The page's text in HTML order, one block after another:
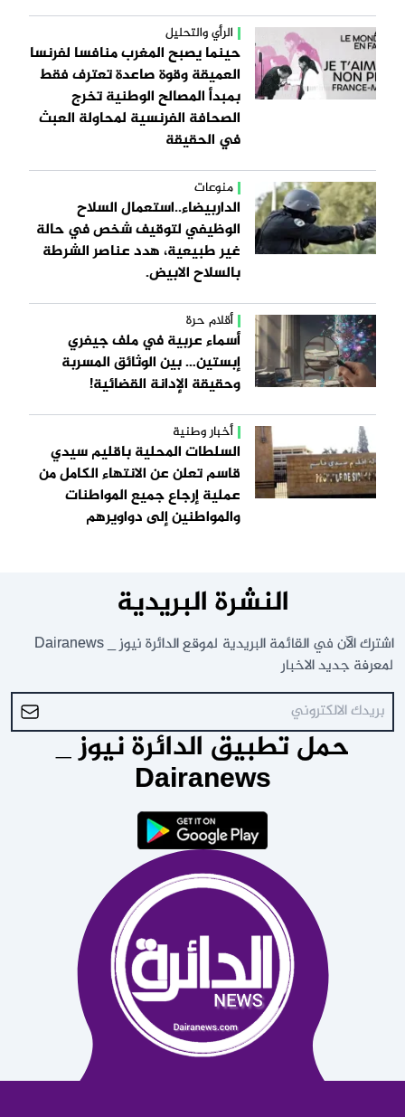
الرأي والتحليل
حينما يصبح المغرب منافسا لفرنسا
العميقة وقوة صاعدة تعترف فقط
بمبدأ المصالح الوطنية تخرج
الصحافة الفرنسية لمحاولة العبث
في الحقيقة
منوعات
الداربيضاء..استعمال السلاح
الوظيفي لتوقيف شخص في حالة
غير طبيعية، هدد عناصر الشرطة
بالسلاح الابيض.
أقلام حرة
أسماء عربية في ملف جيفري
إبستين… بين الوثائق المسربة
وحقيقة الإدانة القضائية!
أخبار وطنية
السلطات المحلية باقليم سيدي
قاسم تعلن عن الانتهاء الكامل من
عملية إرجاع جميع المواطنات
والمواطنين إلى دواويرهم
النشرة البريدية
اشترك الآن في القائمة البريدية لموقع الدائرة نيوز _ Dairanews
لمعرفة جديد الاخبار
حمل تطبيق الدائرة نيوز _
Dairanews